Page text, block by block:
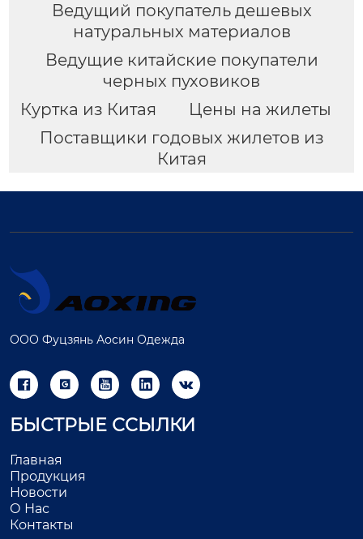
Ведущий покупатель дешевых
натуральных материалов
Ведущие китайские покупатели
черных пуховиков
Куртка из Китая
Цены на жилеты
Поставщики годовых жилетов из
Китая
ООО Фуцзянь Аосин Одежда
    
БЫСТРЫЕ ССЫЛКИ
Главная
Продукция
Новости
О Нас
Контакты